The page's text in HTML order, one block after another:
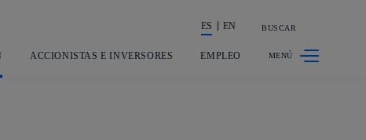
La acción en accionistas e inversores
ES EN BUSCAR
ACCIONISTAS E INVERSORES EMPLEO